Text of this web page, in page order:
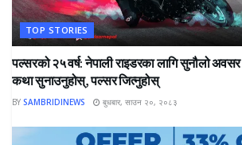
TOP STORIES
पल्सरको २५ वर्ष: नेपाली राइडरका लागि सुनौलो अवसर
कथा सुनाउनुहोस्, पल्सर जित्नुहोस्
BY SAMBRIDINEWS बुधबार, साउन २०, २०८३